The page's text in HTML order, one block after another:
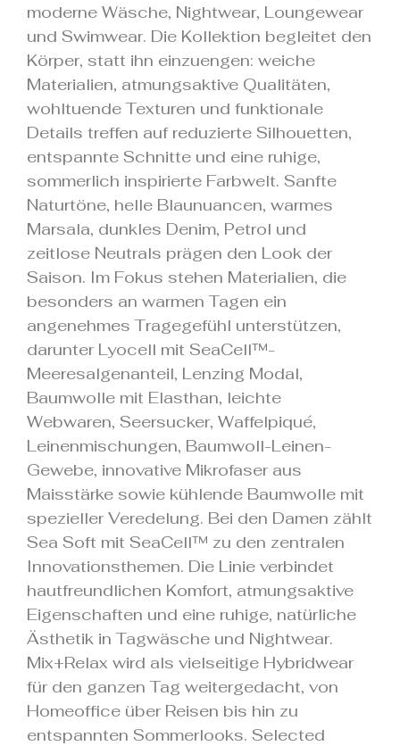
moderne Wäsche, Nightwear, Loungewear
und Swimwear. Die Kollektion begleitet den
Körper, statt ihn einzuengen: weiche
Materialien, atmungsaktive Qualitäten,
wohltuende Texturen und funktionale
Details treffen auf reduzierte Silhouetten,
entspannte Schnitte und eine ruhige,
sommerlich inspirierte Farbwelt. Sanfte
Naturtöne, helle Blaunuancen, warmes
Marsala, dunkles Denim, Petrol und
zeitlose Neutrals prägen den Look der
Saison. Im Fokus stehen Materialien, die
besonders an warmen Tagen ein
angenehmes Tragegefühl unterstützen,
darunter Lyocell mit SeaCell™-
Meeresalgenanteil, Lenzing Modal,
Baumwolle mit Elasthan, leichte
Webwaren, Seersucker, Waffelpiqué,
Leinenmischungen, Baumwoll-Leinen-
Gewebe, innovative Mikrofaser aus
Maisstärke sowie kühlende Baumwolle mit
spezieller Veredelung. Bei den Damen zählt
Sea Soft mit SeaCell™ zu den zentralen
Innovationsthemen. Die Linie verbindet
hautfreundlichen Komfort, atmungsaktive
Eigenschaften und eine ruhige, natürliche
Ästhetik in Tagwäsche und Nightwear.
Mix+Relax wird als vielseitige Hybridwear
für den ganzen Tag weitergedacht, von
Homeoffice über Reisen bis hin zu
entspannten Sommerlooks. Selected